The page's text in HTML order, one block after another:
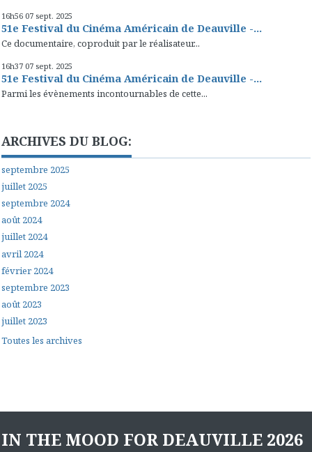
16h56 07 sept. 2025
51e Festival du Cinéma Américain de Deauville -...
Ce documentaire, coproduit par le réalisateur...
16h37 07 sept. 2025
51e Festival du Cinéma Américain de Deauville -...
Parmi les évènements incontournables de cette...
ARCHIVES DU BLOG:
septembre 2025
juillet 2025
septembre 2024
août 2024
juillet 2024
avril 2024
février 2024
septembre 2023
août 2023
juillet 2023
Toutes les archives
IN THE MOOD FOR DEAUVILLE 2026